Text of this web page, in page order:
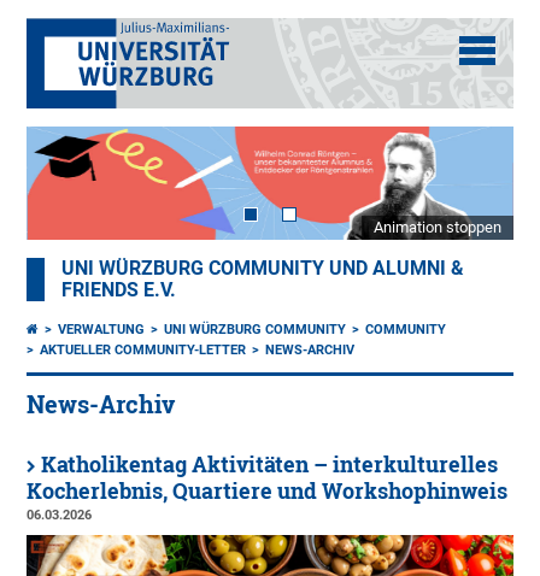
Animation stoppen
UNI WÜRZBURG COMMUNITY UND ALUMNI &
FRIENDS E.V.
VERWALTUNG UNI WÜRZBURG COMMUNITY
COMMUNITY
AKTUELLER COMMUNITY-LETTER
NEWS-ARCHIV
News-Archiv
Katholikentag Aktivitäten – interkulturelles
Kocherlebnis, Quartiere und Workshophinweis
06.03.2026